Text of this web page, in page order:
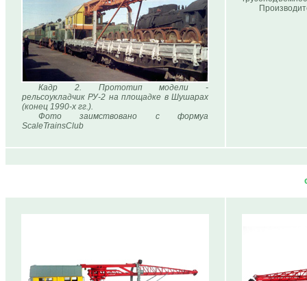
Кадр 2. Прототип модели -
рельсоукладчик РУ-2 на площадке в Шушарах
(конец 1990-х гг.).
Фото заимствовано с формуа
ScaleTrainsClub